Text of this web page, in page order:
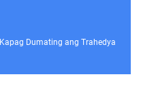
Kapag Dumating ang Trahedya